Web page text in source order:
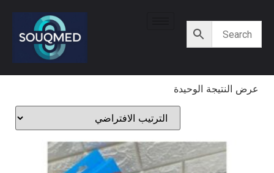
عرض النتيجة الوحيدة